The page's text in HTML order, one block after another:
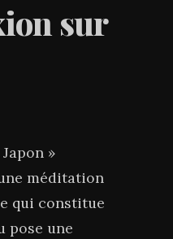
sur
»
méditation
qui constitue
pose une